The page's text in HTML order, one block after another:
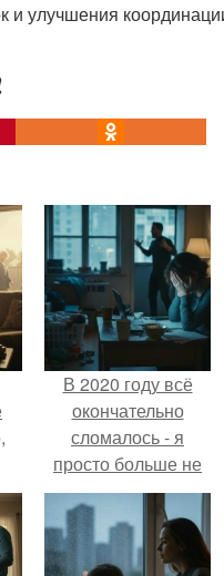
и улучшения
В 2020 году всё
окончательно
сломалось - я
просто больше не
тянула всё одна.